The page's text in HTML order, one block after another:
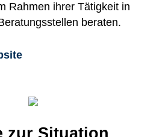
Rahmen ihrer Tätigkeit in
beraten.